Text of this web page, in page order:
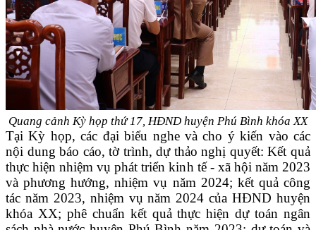
Quang cảnh Kỳ họp thứ 17, HĐND huyện Phú Bình khóa XX
Tại Kỳ họp, các đại biểu nghe và cho ý kiến vào các
nội dung báo cáo, tờ trình, dự thảo nghị quyết: Kết quả
thực hiện nhiệm vụ phát triển kinh tế - xã hội năm 2023
và phương hướng, nhiệm vụ năm 2024; kết quả công
tác năm 2023, nhiệm vụ năm 2024 của HĐND huyện
khóa XX; phê chuẩn kết quả thực hiện dự toán ngân